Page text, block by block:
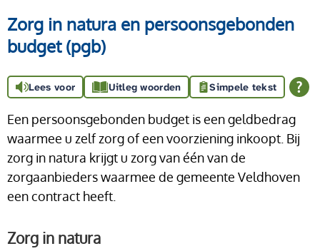
Zorg in natura en persoonsgebonden
budget (pgb)
Lees voor Uitleg woorden Simpele tekst
Een persoonsgebonden budget is een geldbedrag
waarmee u zelf zorg of een voorziening inkoopt. Bij
zorg in natura krijgt u zorg van één van de
zorgaanbieders waarmee de gemeente Veldhoven
een contract heeft.
Zorg in natura